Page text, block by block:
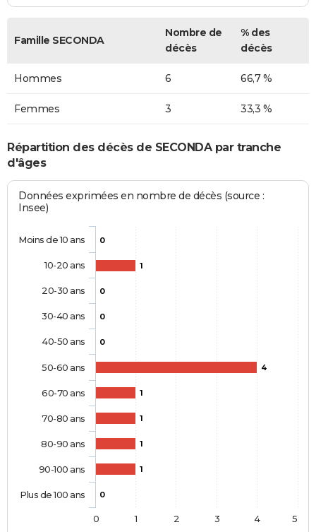
Famille SECONDA
Nombre de
décès
% des
décès
Hommes 6 66,7 %
Femmes 3 33,3 %
Répartition des décès de SECONDA par tranche
d'âges
Données exprimées en nombre de décès (source :
Insee)
0
1
0
0
0
4
1
1
1
1
0
Moins de 10 ans
10-20 ans
20-30 ans
30-40 ans
40-50 ans
50-60 ans
60-70 ans
70-80 ans
80-90 ans
90-100 ans
Plus de 100 ans
0 1 2 3 4 5